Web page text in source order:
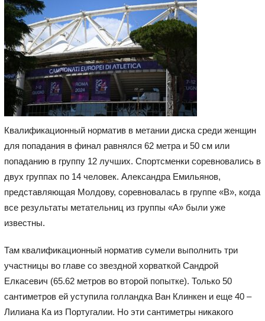
Квалификационный норматив в метании диска среди женщин
для попадания в финал равнялся 62 метра и 50 см или
попаданию в группу 12 лучших. Спортсменки соревновались в
двух группах по 14 человек. Александра Емильянов,
представляющая Молдову, соревновалась в группе «В», когда
все результаты метательниц из группы «А» были уже
известны.
Там квалификационный норматив сумели выполнить три
участницы во главе со звездной хорваткой Сандрой
Елкасевич (65.62 метров во второй попытке). Только 50
сантиметров ей уступила голландка Ван Клинкен и еще 40 –
Лилиана Ка из Португалии. Но эти сантиметры никакого